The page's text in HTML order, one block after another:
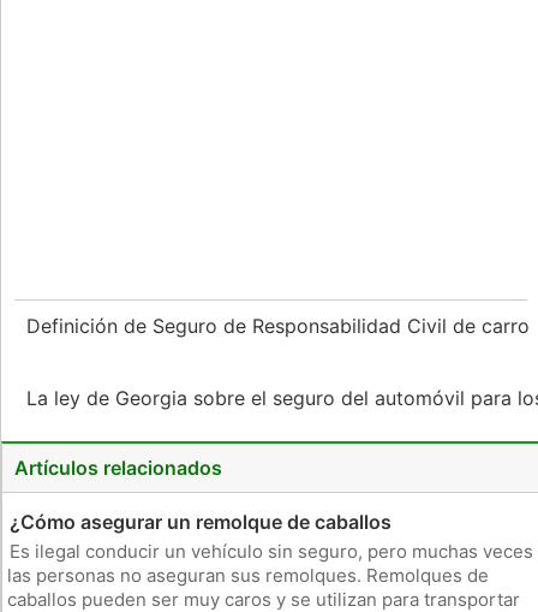
Definición de Seguro de Responsabilidad Civil de carro
La ley de Georgia sobre el seguro del automóvil para
Artículos relacionados
¿Cómo asegurar un remolque de caballos
Es ilegal conducir un vehículo sin seguro, pero muchas veces
las personas no aseguran sus remolques. Remolques de
caballos pueden ser muy caros y se utilizan para transportar